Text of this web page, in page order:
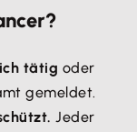
tätig oder
gemeldet.
Jeder